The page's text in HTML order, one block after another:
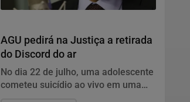
AGU pedirá na Justiça a retirada
do Discord do ar
No dia 22 de julho, uma adolescente
cometeu suicídio ao vivo em uma